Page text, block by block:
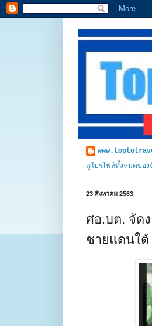
ดูโปรไฟล์ทั้งหมดของ
23 สิงหาคม 2563
ศอ.บต. จัด
ชายแดนใต้